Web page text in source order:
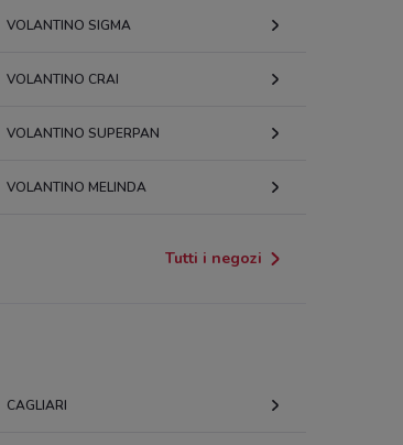
VOLANTINO SIGMA
VOLANTINO CRAI
VOLANTINO SUPERPAN
VOLANTINO MELINDA
Tutti i negozi
CAGLIARI